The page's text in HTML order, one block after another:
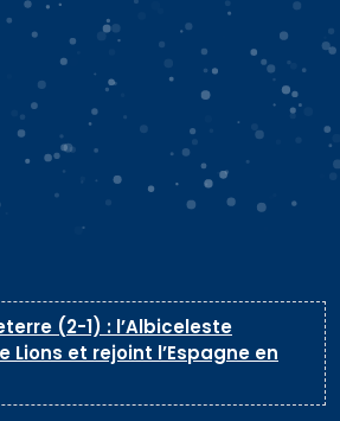
(2-1) : l’Albiceleste
Lions et rejoint l’Espagne en